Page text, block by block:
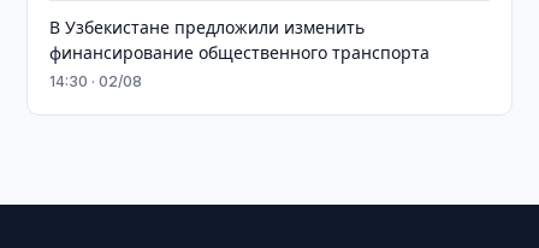
В Узбекистане предложили изменить
финансирование общественного транспорта
14:30 · 02/08